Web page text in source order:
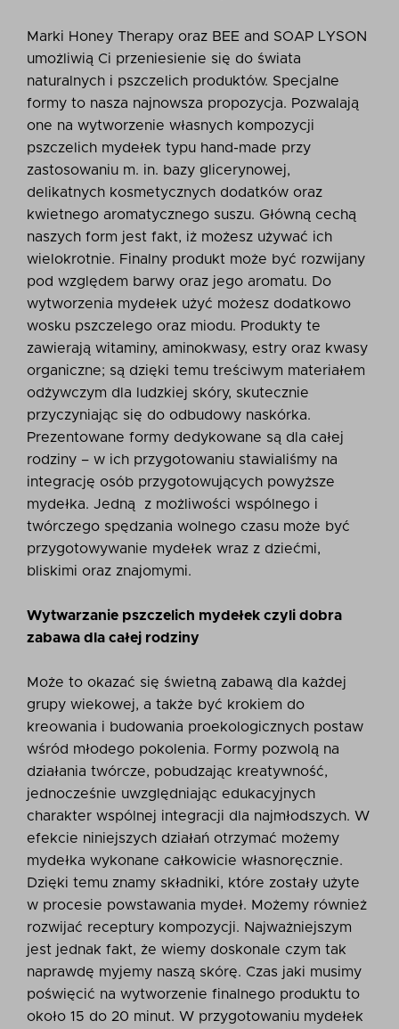
Marki Honey Therapy oraz BEE and SOAP LYSON
umożliwią Ci przeniesienie się do świata
naturalnych i pszczelich produktów. Specjalne
formy to nasza najnowsza propozycja. Pozwalają
one na wytworzenie własnych kompozycji
pszczelich mydełek typu hand-made przy
zastosowaniu m. in. bazy glicerynowej,
delikatnych kosmetycznych dodatków oraz
kwietnego aromatycznego suszu. Główną cechą
naszych form jest fakt, iż możesz używać ich
wielokrotnie. Finalny produkt może być rozwijany
pod względem barwy oraz jego aromatu. Do
wytworzenia mydełek użyć możesz dodatkowo
wosku pszczelego oraz miodu. Produkty te
zawierają witaminy, aminokwasy, estry oraz kwasy
organiczne; są dzięki temu treściwym materiałem
odżywczym dla ludzkiej skóry, skutecznie
przyczyniając się do odbudowy naskórka.
Prezentowane formy dedykowane są dla całej
rodziny – w ich przygotowaniu stawialiśmy na
integrację osób przygotowujących powyższe
mydełka. Jedną z możliwości wspólnego i
twórczego spędzania wolnego czasu może być
przygotowywanie mydełek wraz z dziećmi,
bliskimi oraz znajomymi.
Wytwarzanie pszczelich mydełek czyli dobra
zabawa dla całej rodziny
Może to okazać się świetną zabawą dla każdej
grupy wiekowej, a także być krokiem do
kreowania i budowania proekologicznych postaw
wśród młodego pokolenia. Formy pozwolą na
działania twórcze, pobudzając kreatywność,
jednocześnie uwzględniając edukacyjnych
charakter wspólnej integracji dla najmłodszych. W
efekcie niniejszych działań otrzymać możemy
mydełka wykonane całkowicie własnoręcznie.
Dzięki temu znamy składniki, które zostały użyte
w procesie powstawania mydeł. Możemy również
rozwijać receptury kompozycji. Najważniejszym
jest jednak fakt, że wiemy doskonale czym tak
naprawdę myjemy naszą skórę. Czas jaki musimy
poświęcić na wytworzenie finalnego produktu to
około 15 do 20 minut. W przygotowaniu mydełek